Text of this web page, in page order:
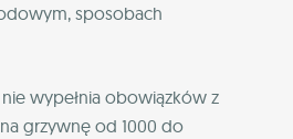
sposobach
nie wypełnia obowiązków z
grzywnę od 1000 do